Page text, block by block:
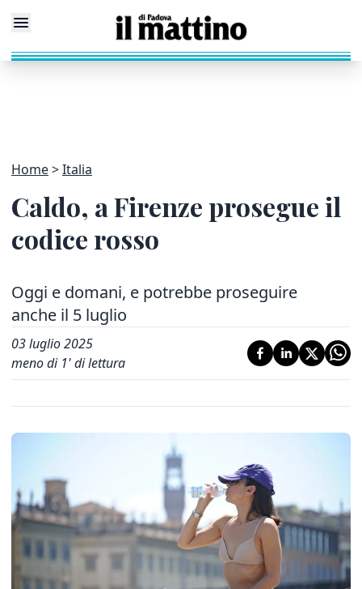
Home Italia
Caldo, a Firenze prosegue il
codice rosso
Oggi e domani, e potrebbe proseguire
anche il 5 luglio
03 luglio 2025
meno di 1' di lettura